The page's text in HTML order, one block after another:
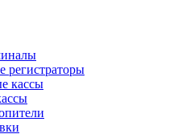
регистраторы
кассы